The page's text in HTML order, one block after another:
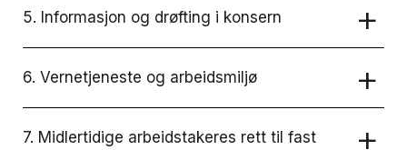
5. Informasjon og drøfting i konsern
6. Vernetjeneste og arbeidsmiljø
7. Midlertidige arbeidstakeres rett til fast